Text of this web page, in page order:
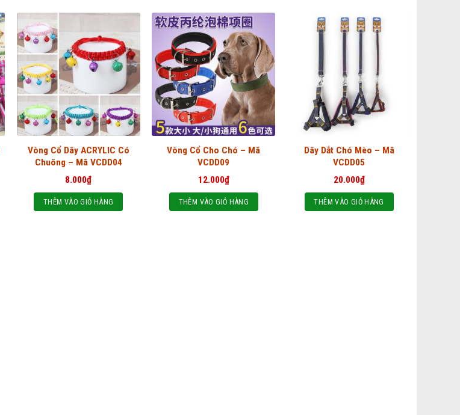
Vòng Cổ Dây ACRYLIC Có
Chuông – Mã VCDD04
8.000₫
THÊM VÀO GIỎ HÀNG
Vòng Cổ Cho Chó – Mã
VCDD09
12.000₫
THÊM VÀO GIỎ HÀNG
Dây Dắt Chó Mèo – Mã
VCDD05
20.000₫
THÊM VÀO GIỎ HÀNG